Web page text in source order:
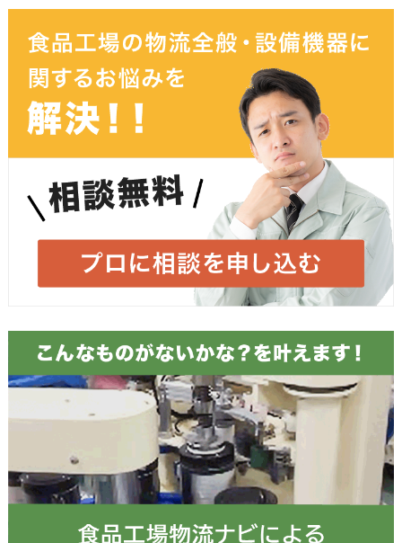
お名前 必須
メールアドレス 必須
お電話番号 必須
郵便番号